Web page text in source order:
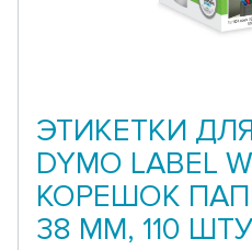
ЭТИКЕТКИ
DYMO LABEL
КОРЕШОК
38 ММ, 110